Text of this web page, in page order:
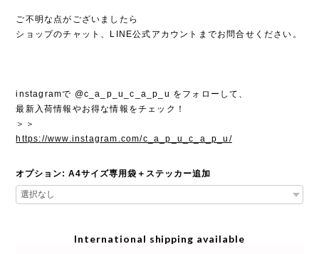
ご不明な点がございましたら
ショップのチャット、LINE公式アカウントまでお問合せください。
instagramで @c_a_p_u_c_a_p_u をフォローして、
最新入荷情報やお得な情報をチェック！
＞＞
https://www.instagram.com/c_a_p_u_c_a_p_u/
オプション: A4サイズ専用袋＋ステッカー追加
International shipping available